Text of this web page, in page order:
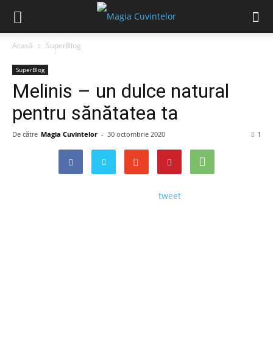
Acasă SuperBlog
SuperBlog
Melinis – un dulce natural
pentru sănătatea ta
De către Magia Cuvintelor - 30 octombrie 2020 1
tweet